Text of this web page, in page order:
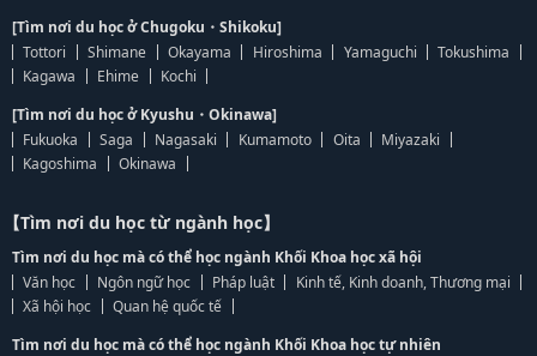
[Tìm nơi du học ở Chugoku・Shikoku]
Tottori
Shimane Okayama Hiroshima Yamaguchi
Tokushima
Kagawa
Ehime
Kochi
[Tìm nơi du học ở Kyushu・Okinawa]
Fukuoka
Saga Nagasaki Kumamoto Oita
Miyazaki
Kagoshima
Okinawa
【Tìm nơi du học từ ngành học】
Tìm nơi du học mà có thể học ngành Khối Khoa học xã hội
Văn học
Ngôn ngữ học Pháp luật
Kinh tế, Kinh doanh, Thương mại
Xã hội học
Quan hệ quốc tế
Tìm nơi du học mà có thể học ngành Khối Khoa học tự nhiên